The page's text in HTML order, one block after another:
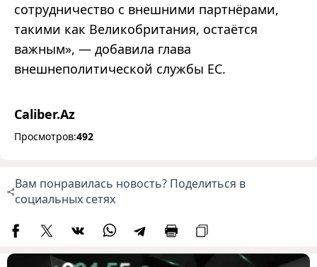
сотрудничество с внешними партнёрами,
такими как Великобритания, остаётся
важным», — добавила глава
внешнеполитической службы ЕС.
Caliber.Az
Просмотров:492
Вам понравилась новость? Поделиться в
социальных сетях